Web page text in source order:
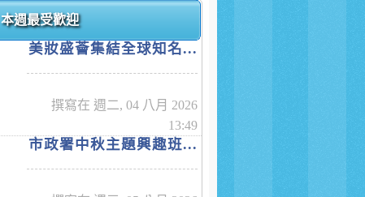
本週最受歡迎
美妝盛薈集結全球知名...
撰寫在 週二, 04 八月 2026
13:49
市政署中秋主題興趣班...